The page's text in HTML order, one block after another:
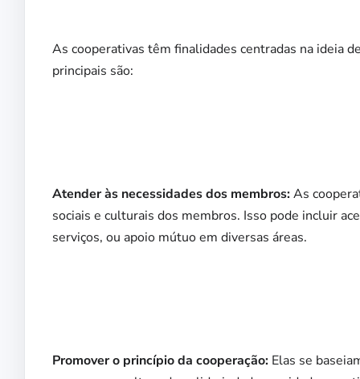
As cooperativas têm finalidades centradas na ideia
principais são:
Atender às necessidades dos membros:As
sociais e culturais dos membros. Isso pode incluir
serviços, ou apoio mútuo em diversas áreas.
Promover o princípio da cooperação: Elas se